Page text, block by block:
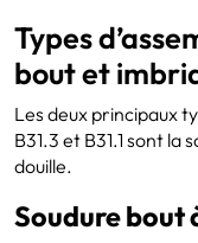
Types
bout et
Les deux principaux
B31.3 et B31.1 sont la
douille.
Soudure bout